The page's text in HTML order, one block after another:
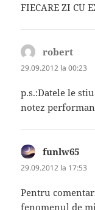
FIECARE ZI CU
robert
29.09.2012 la 00:23
p.s.:Datele le
notez
funlw65
29.09.2012 la 17:53
Pentru
fenomenul de